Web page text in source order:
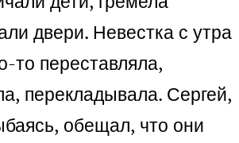
двери. Невестка с утра
то переставляла,
перекладывала. Сергей,
обещал, что они